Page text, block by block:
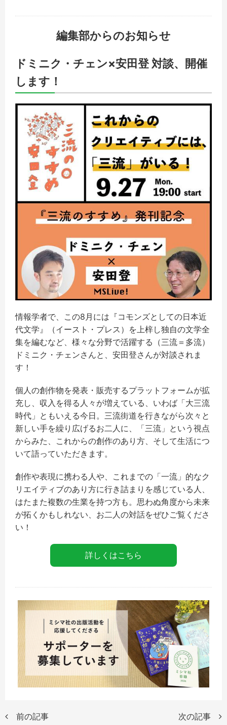
編集部からのお知らせ
ドミニク・チェン×安田登 対談、開催
します！
情報学者で、この8月には『コモンズとしての日本近
代文学』（イースト・プレス）を上梓し独自の文学全
集を編むなど、様々な分野で活躍する（三流＝多流）
ドミニク・チェンさんと、安田登さんが対談されま
す！
個人の創作物を発表・販売するプラットフォームが拡
充し、収入を得る人々が増えている、いわば「大三流
時代」ともいえる今日。三流街道を行きながら次々と
新しい手を繰り広げるお二人に、「三流」という視点
からみた、これからの創作のあり方、そして生活につ
いて語っていただきます。
創作や表現に携わる人や、これまでの「一流」的なク
リエイティブのあり方に行き詰まりを感じている人、
はたまた複数の生業を持つ方も。思わぬ角度から未来
が拓くかもしれない、お二人の対話をぜひご覧くださ
い！
詳しくはこちら
前の記事 次の記事